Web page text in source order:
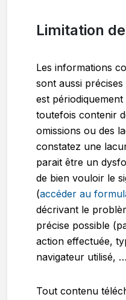
Limitation
Les informations
sont aussi
est
toutefois contenir
omissions ou des
constatez une
parait être un
de bien vouloir le
(accéder au
décrivant le
précise possible
action effectuée,
navigateur utilisé,
Tout contenu